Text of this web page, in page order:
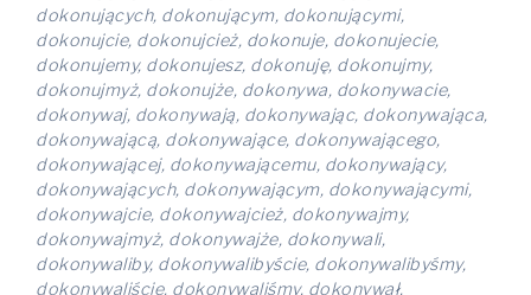
dokonujących, dokonującym, dokonującymi,
dokonujcie, dokonujcież, dokonuje, dokonujecie,
dokonujemy, dokonujesz, dokonuję, dokonujmy,
dokonujmyż, dokonujże, dokonywa, dokonywacie,
dokonywaj, dokonywają, dokonywając, dokonywająca,
dokonywającą, dokonywające, dokonywającego,
dokonywającej, dokonywającemu, dokonywający,
dokonywających, dokonywającym, dokonywającymi,
dokonywajcie, dokonywajcież, dokonywajmy,
dokonywajmyż, dokonywajże, dokonywali,
dokonywaliby, dokonywalibyście, dokonywalibyśmy,
dokonywaliście, dokonywaliśmy, dokonywał,